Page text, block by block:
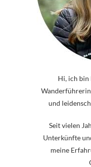
Hi, ich
und
Seit vielen
Unterkünfte
meine